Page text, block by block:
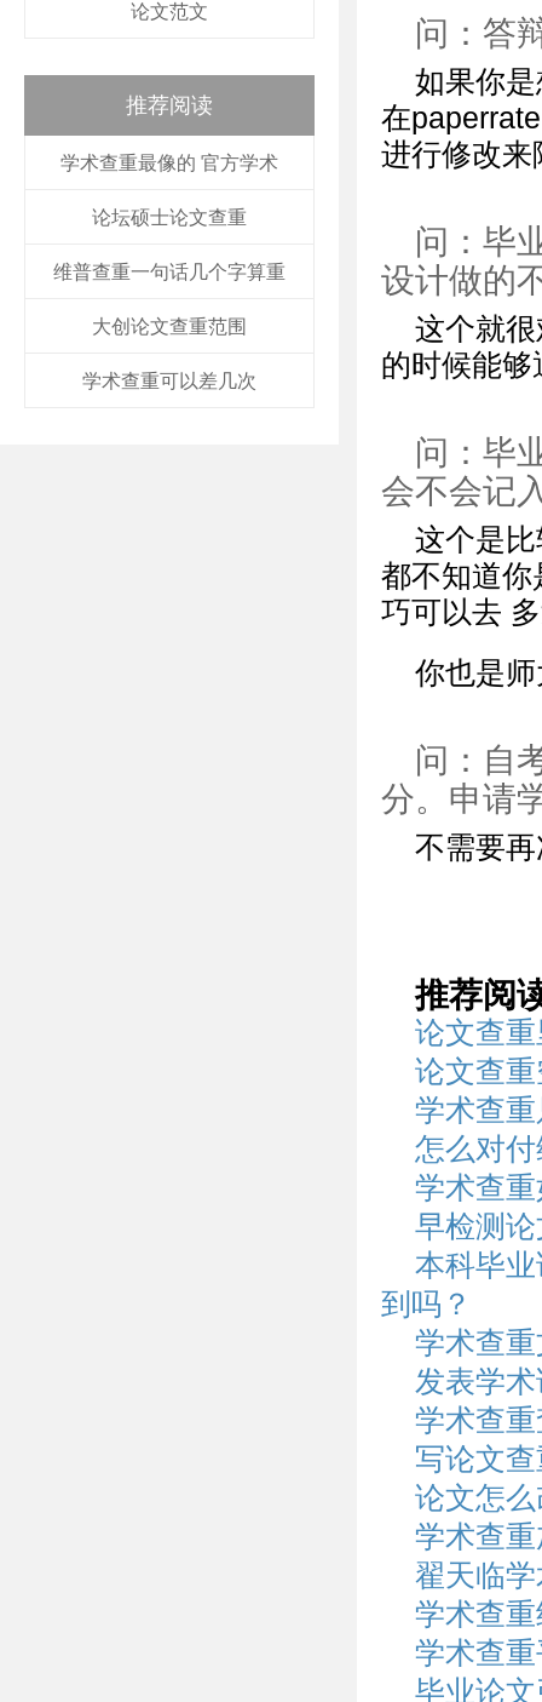
论文范文
推荐阅读
学术查重最像的 官方学术
论坛硕士论文查重
维普查重一句话几个字算重
大创论文查重范围
学术查重可以差几次
问：答
如果你
在
进行修改来
问：毕
设计做的
这个就
的时候能够
问：毕
会不会记
这个是
都不知道你
巧可以去
你也是
问：自
分。申请
不需要
推荐阅
论文查
论文查
学术查
怎么对
学术查
早检测
本科毕
到吗？
学术查
发表学
学术查
写论文
论文怎
学术查
翟天临
学术查
学术查
毕业论